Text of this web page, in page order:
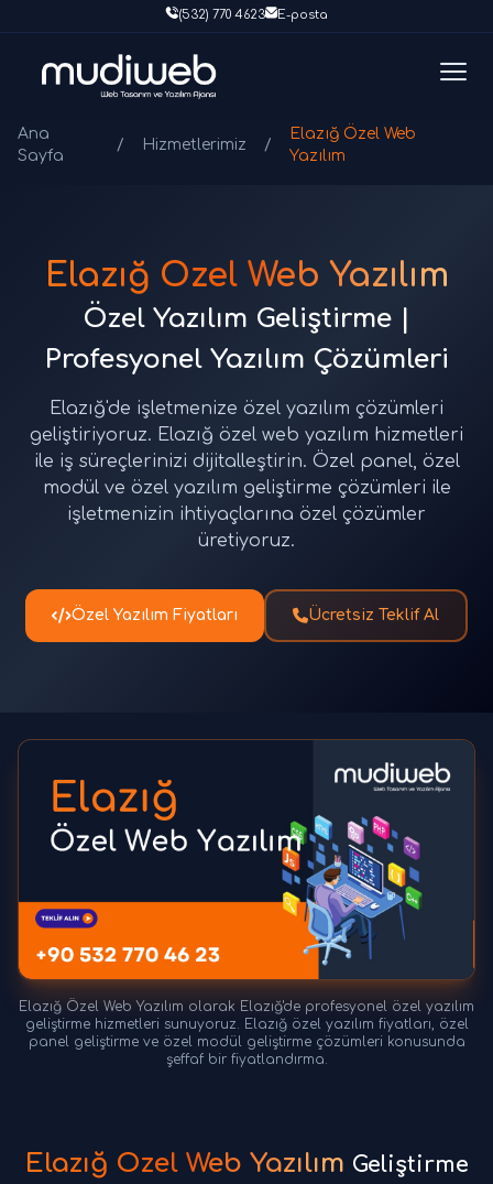
(532) 770 4623 E-posta
Ana
Sayfa
/ Hizmetlerimiz /
Elazığ Özel Web
Yazılım
Elazığ Özel Web Yazılım
Özel Yazılım Geliştirme |
Profesyonel Yazılım Çözümleri
Elazığ'de işletmenize özel yazılım çözümleri
geliştiriyoruz. Elazığ özel web yazılım hizmetleri
ile iş süreçlerinizi dijitalleştirin. Özel panel, özel
modül ve özel yazılım geliştirme çözümleri ile
işletmenizin ihtiyaçlarına özel çözümler
üretiyoruz.
Özel Yazılım Fiyatları Ücretsiz Teklif Al
Elazığ Özel Web Yazılım olarak Elazığ'de profesyonel özel yazılım
geliştirme hizmetleri sunuyoruz. Elazığ özel yazılım fiyatları, özel
panel geliştirme ve özel modül geliştirme çözümleri konusunda
şeffaf bir fiyatlandırma.
Elazığ Özel Web Yazılım Geliştirme